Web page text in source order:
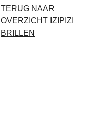
TERUG NAAR
OVERZICHT IZIPIZI
BRILLEN